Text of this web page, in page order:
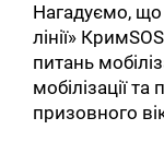
Нагадуємо, що
лінії»
питань
мобілізації
призовного